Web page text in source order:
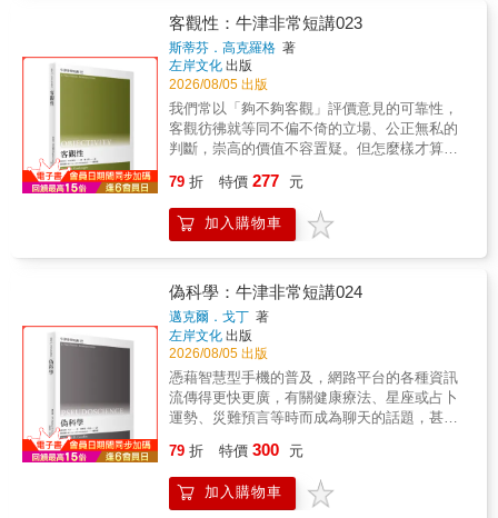
以魔術師身分在不同部落生活交流，期間他的
感官被一次次喚醒——蟋蟀的鳴叫不再是背景
噪音，而是一句句清晰的訊息；螢火蟲與倒映
星光的稻田，讓他一度失去方向感，分不清天
空與大地。然而返回北美後，這些能力以驚人
的速度退化。這讓他意識到：感官的鈍化不是
天生的，而是被一整套文明訓練出來的。我們
學會把樹木看成木材、把河流看成水資源，而
同時間，世界也不再向我們說話。人類愈來愈
萬物的靈性視而不見，也從而失去自身的大部
分靈性。但艾布蘭並不主張回到沒有文字的年
代。他要問的是：當我們重新學會辨認居住地
的植物、追蹤候鳥的路線，思想是否也能重新
長出根系——畢竟語言文字所能承載的，終究
只是碎片化與扁平化的現實切片，而文字無法
抵達、感官卻能觸及之處，是豐盈得超乎想像
的靈動世界。一本比三十年前更迫切的經典
《召喚感官》自1996年出版以來，全球學術文
獻引用已逾萬次——平均每個工作日都有學者
將之列為思想基礎，涵蓋哲學、生態學、語言
學、心理學與藝術治療等領域，是當代人文思
想中少數真正跨越學科邊界的經典。而艾布蘭
在書中創造的「超人類世界」（the more-than-
human world）一詞，也已成為全球生態運動的
道」任何事情？怎樣才是擁有知識呢？在當代
社會和政治運動（例如氣候變遷否認論、後真
相政治和假新聞）、甚至與個人健康相關的反
疫苗運動中，懷疑論又扮演什麼角色？又如何
與我們的「美好人生」有關？作者先檢視懷疑
論的哲學挑戰：從古典哲學笛卡兒式的懷疑，
到電影《駭客任務》裡我們都是被母體電腦操
控的桶中腦，簡潔地介紹這些問題的主要論證
與回應；作者也為知識辯護，剖析激進懷疑論
有意義的生活。本書特色激進懷疑論的主張經
常以「尊重」的偽裝出現在公共議題的討論
上，用「大家都沒錯，只是相對的主觀意見」
堅持，本書以哲學論證破解這樣的混淆，公共
辯論必須回歸理性討論。
客觀性：牛津非常短講023
斯蒂芬．高克羅格 著
左岸文化 出版
2026/08/05 出版
我們常以「夠不夠客觀」評價意見的可靠性，
客觀彷彿就等同不偏不倚的立場、公正無私的
判斷，崇高的價值不容置疑。但怎麼樣才算
對客觀的四種描述──排除偏頗與成見、不受任
何假設或價值影響的判斷、在相互競爭的假設
間建立一套判斷的程序、以及積極性的精確的
實客觀的知識存在嗎？對世界的認識可能不受
任何假設或價值影響嗎？客觀的就有權威、就
是真理？怎麼樣算精確的表徵？量化數字就是
真正客觀的嗎？人類行為、倫理學和品味也都
有客觀性嗎？作者簡要回顧現代客觀性誕生的
背景，再挑戰科學的客觀性、對世界的概念建
構、客觀性與真理的關係，直指當代以輾壓性
的數字運算取代判斷的責任，最後返回人本的
倫理學和品味美學的客觀性討論，展現哲學回
成為現代生活中的崇高價值，而科學經常就被
視為較具有客觀性的領域，其中最不受汙染的
79 折 特價 277 元
加入購物車
偽科學：牛津非常短講024
邁克爾．戈丁 著
左岸文化 出版
2026/08/05 出版
憑藉智慧型手機的普及，網路平台的各種資訊
流傳得更快更廣，有關健康療法、星座或占卜
運勢、災難預言等時而成為聊天的話題，甚至
「科學理性」的人，或許可以輕易地宣稱某些
內容是「偽科學」，但偽科學與真正科學的區
分是什麼？我們憑什麼來劃分這條界線？「劃
79 折 特價 300 元
加入購物車